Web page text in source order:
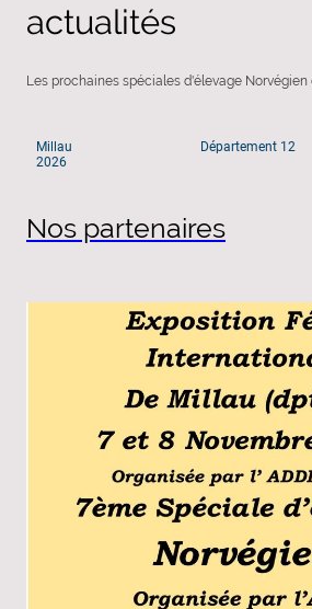
actualités
Les prochaines spéciales d'élevage Norvégien
Millau Département 12
2026
Nos partenaires